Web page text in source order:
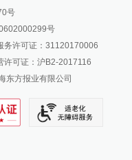
新闻公众号
新闻抖音号
万物开放平台
TONE
号
号
务许可证：31120170006
许可证：沪B2-2017116
东方报业有限公司